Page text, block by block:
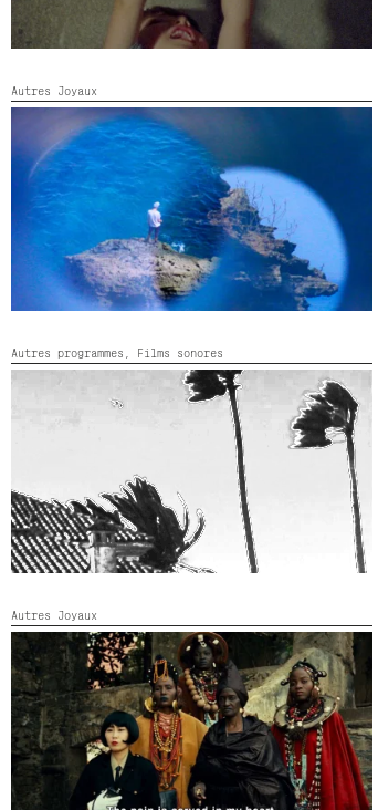
Autres Joyaux
EXTINCTION DES BLEUS
France,
2026, Couleur, 18’
Autres programmes, Films sonores
FILMS SONORES, SÉANCE 2 : SOUFFLES
Autres Joyaux
LANGUAGE IN EXILE
Italie,2026,Couleur, Noir et blanc,23’